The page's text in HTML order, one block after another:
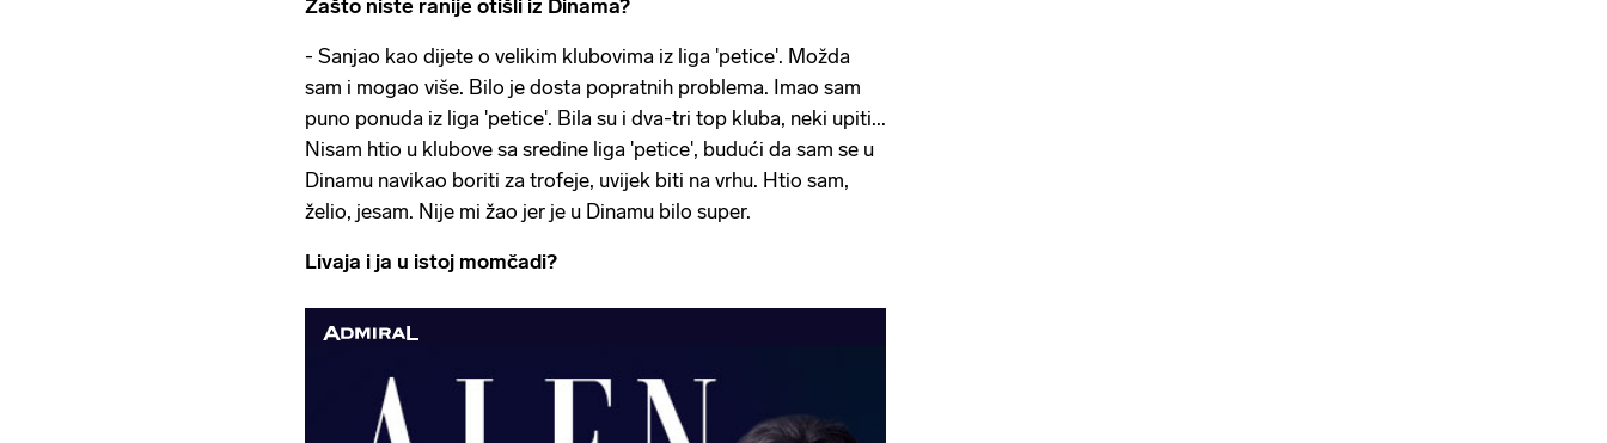
Zašto niste ranije otišli iz Dinama?
- Sanjao kao dijete o velikim klubovima iz liga 'petice'. Možda
sam i mogao više. Bilo je dosta popratnih problema. Imao sam
puno ponuda iz liga 'petice'. Bila su i dva-tri top kluba, neki upiti...
Nisam htio u klubove sa sredine liga 'petice', budući da sam se u
Dinamu navikao boriti za trofeje, uvijek biti na vrhu. Htio sam,
želio, jesam. Nije mi žao jer je u Dinamu bilo super.
Livaja i ja u istoj momčadi?